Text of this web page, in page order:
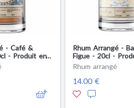
- Café &
- Produit en
Rhum Arrangé -
Figue - 20cl -
Anjou
Rhum arrangé
14.00 €